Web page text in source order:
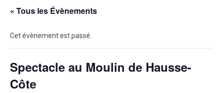
« Tous les Évènements
Cet évènement est passé.
Spectacle au Moulin de Hausse-
Côte